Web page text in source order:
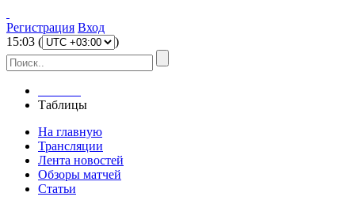
Регистрация Вход
15:03 ( )
Таблицы
На главную
Трансляции
Лента новостей
Обзоры матчей
Статьи